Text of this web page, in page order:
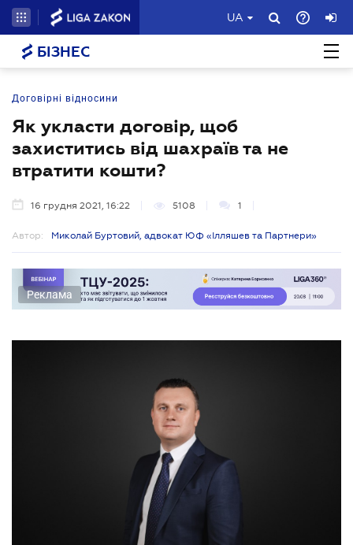
UA
БІЗНЕС
Договірні відносини
Як укласти договір, щоб
захиститись від шахраїв та не
втратити кошти?
16 грудня 2021, 16:22 5108 1
Автор: Миколай Буртовий, адвокат ЮФ «Ілляшев та Партнери»
Реклама